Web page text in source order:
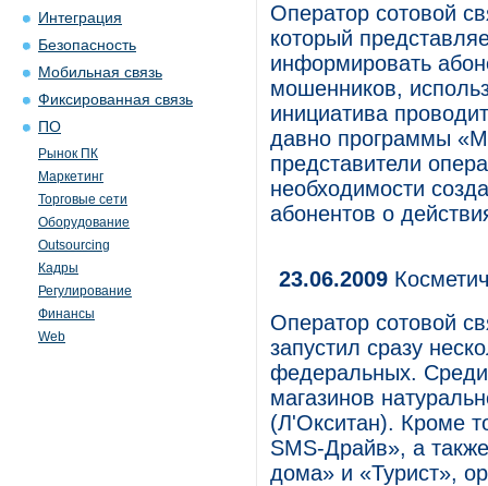
Интеграция
Безопасность
Мобильная связь
Фиксированная связь
ПО
Рынок ПК
Маркетинг
Торговые сети
Оборудование
Outsourcing
Кадры
Регулирование
Финансы
Web
Оператор сотовой
который
информировать
мошенников,
инициатива
давно программы
представители
необходимости
абонентов о
23.06.2009
Оператор сотовой
запустил сразу
федеральных. Среди
магазинов
(Л'Окситан). Кроме
SMS-Драйв», а
дома» и «Турист»,